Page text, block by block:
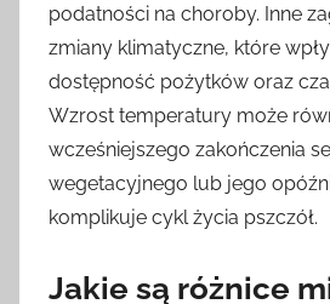
podatności na choroby. Inne
zmiany klimatyczne, które
dostępność pożytków oraz
Wzrost temperatury może
wcześniejszego zakończenia
wegetacyjnego lub jego
komplikuje cykl życia pszczół.
Jakie są różnice